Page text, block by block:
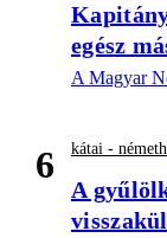
egész
A Magyar
6 kátai -
A